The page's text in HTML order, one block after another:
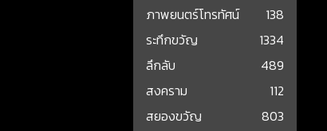
ภาพยนตร์โทรทัศน์
138
ระทึกขวัญ
1334
ลึกลับ
489
สงคราม
112
สยองขวัญ
803